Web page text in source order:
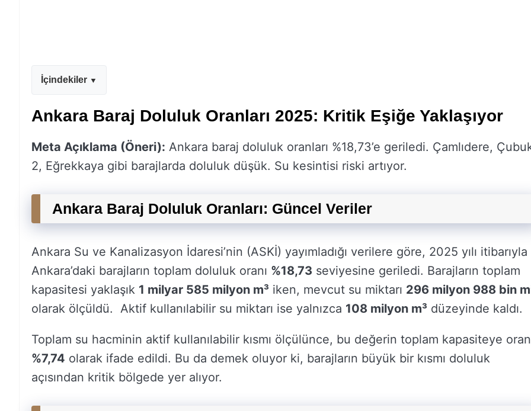
İçindekiler
Ankara Baraj Doluluk Oranları 2025: Kritik Eşiğe Yaklaşıyor
Meta Açıklama (Öneri): Ankara baraj doluluk oranları %18,73’e geriledi. Çamlıdere,
2, Eğrekkaya gibi barajlarda doluluk düşük. Su kesintisi riski artıyor.
Ankara Baraj Doluluk Oranları: Güncel Veriler
Ankara Su ve Kanalizasyon İdaresi’nin (ASKİ) yayımladığı verilere göre, 2025 yılı itibarıyla
Ankara’daki barajların toplam doluluk oranı %18,73 seviyesine geriledi. Barajların toplam
kapasitesi yaklaşık 1 milyar 585 milyon m³ iken, mevcut su miktarı 296 milyon 988 bin
olarak ölçüldü. Aktif kullanılabilir su miktarı ise yalnızca 108 milyon m³ düzeyinde kaldı.
Toplam su hacminin aktif kullanılabilir kısmı ölçülünce, bu değerin toplam kapasiteye
%7,74 olarak ifade edildi. Bu da demek oluyor ki, barajların büyük bir kısmı doluluk
açısından kritik bölgede yer alıyor.